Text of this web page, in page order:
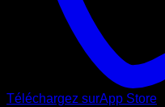
Téléchargez surApp Store